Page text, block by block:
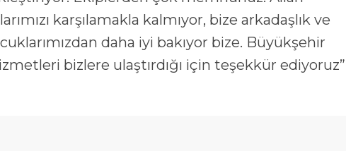
karşılamakla kalmıyor, bize arkadaşlık ve
daha iyi bakıyor bize. Büyükşehir
bizlere ulaştırdığı için teşekkür ediyoruz”